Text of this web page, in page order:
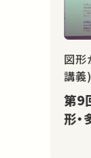
図形
講義)
第9回 シミュレーショ
形・